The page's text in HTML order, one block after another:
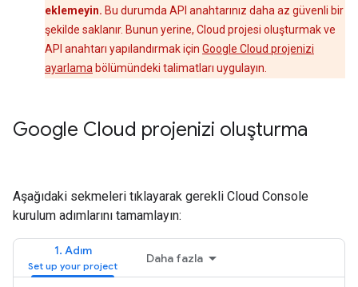
eklemeyin. Bu durumda API anahtarınız daha az güvenli bir
şekilde saklanır. Bunun yerine, Cloud projesi oluşturmak ve
API anahtarı yapılandırmak için Google Cloud projenizi
ayarlama bölümündeki talimatları uygulayın.
Google Cloud projenizi oluşturma
Aşağıdaki sekmeleri tıklayarak gerekli Cloud Console
kurulum adımlarını tamamlayın:
1. Adım
Daha fazla